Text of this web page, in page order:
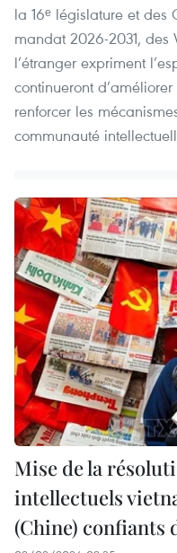
la 16ᵉ législature et des
mandat 2026-2031, des
l’étranger expriment
continueront
renforcer les
communauté
Mise de la
intellectuels
(Chine) confiants